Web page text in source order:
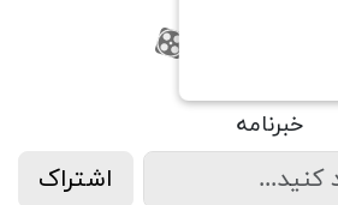
کانال آپارات
کانال آپارات
خبرنامه
اشتراک